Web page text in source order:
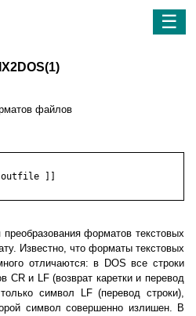
☰
файлов
]]
форматов текстовых
Известно, что форматы текстовых
отличаются: в DOS все строки
CR и LF (возврат каретки и перевод
символ LF (перевод строки),
символ совершенно излишен. В